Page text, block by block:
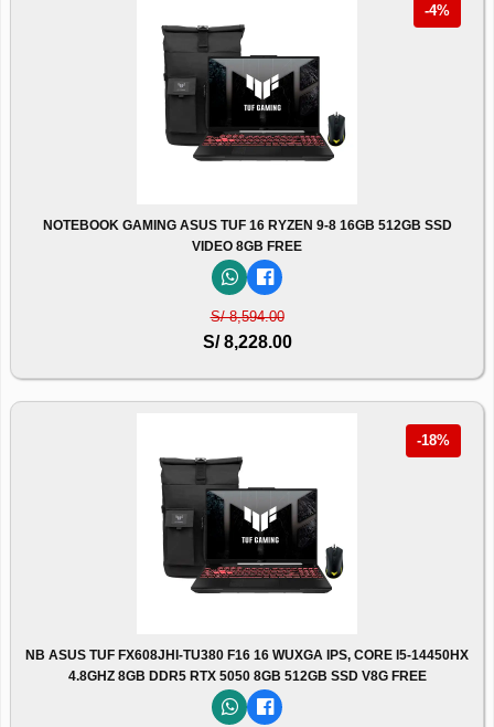
-4%
NOTEBOOK GAMING ASUS TUF 16 RYZEN 9-8 16GB 512GB SSD
VIDEO 8GB FREE
S/ 8,594.00
S/ 8,228.00
-18%
NB ASUS TUF FX608JHI-TU380 F16 16 WUXGA IPS, CORE I5-14450HX
4.8GHZ 8GB DDR5 RTX 5050 8GB 512GB SSD V8G FREE